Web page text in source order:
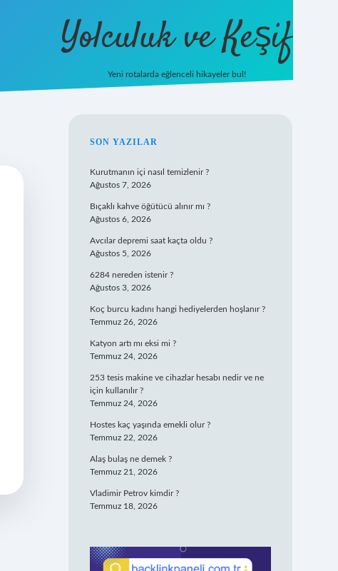
Yolculuk ve Keşif
Yeni rotalarda eğlenceli hikayeler bul!
SIDEBAR
SON YAZILAR
Kurutmanın içi nasıl temizlenir ?
Ağustos 7, 2026
Bıçaklı kahve öğütücü alınır mı ?
Ağustos 6, 2026
Avcılar depremi saat kaçta oldu ?
Ağustos 5, 2026
6284 nereden istenir ?
Ağustos 3, 2026
Koç burcu kadını hangi hediyelerden hoşlanır ?
Temmuz 26, 2026
Katyon artı mı eksi mi ?
Temmuz 24, 2026
253 tesis makine ve cihazlar hesabı nedir ve ne
için kullanılır ?
Temmuz 24, 2026
Hostes kaç yaşında emekli olur ?
Temmuz 22, 2026
Alaş bulaş ne demek ?
Temmuz 21, 2026
Vladimir Petrov kimdir ?
Temmuz 18, 2026